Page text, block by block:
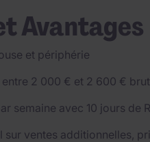
Avantages
et périphérie
2 000 € et 2 600 €
semaine avec 10 jours de
sur ventes additionnelles,